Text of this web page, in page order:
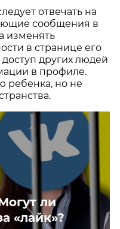
отвечать на
сообщения в
изменять
в странице его
других людей
в профиле.
ребенка, но не
ли
«лайк»?